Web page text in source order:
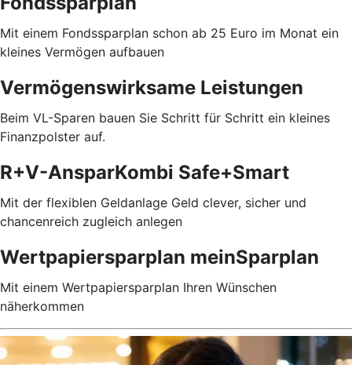
Mit einem Fondssparplan schon ab 25 Euro im Monat ein
kleines Vermögen aufbauen
Vermögenswirksame Leistungen
Beim VL-Sparen bauen Sie Schritt für Schritt ein kleines
Finanzpolster auf.
R+V-AnsparKombi Safe+Smart
Mit der flexiblen Geldanlage Geld clever, sicher und
chancenreich zugleich anlegen
Wertpapiersparplan meinSparplan
Mit einem Wertpapiersparplan Ihren Wünschen
näherkommen